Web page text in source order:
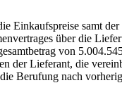
samt der
über die
von
der Lieferant, die
Berufung nach